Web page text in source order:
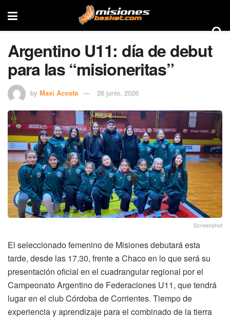
Argentino U11: día de debut
para las “misioneritas”
by Maxi Acosta 26 junio, 2026
Screenshot
El seleccionado femenino de Misiones debutará esta
tarde, desde las 17.30, frente a Chaco en lo que será su
presentación oficial en el cuadrangular regional por el
Campeonato Argentino de Federaciones U11, que tendrá
lugar en el club Córdoba de Corrientes. Tiempo de
experiencia y aprendizaje para el combinado de la tierra